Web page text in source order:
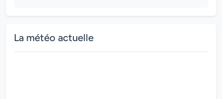
La météo actuelle